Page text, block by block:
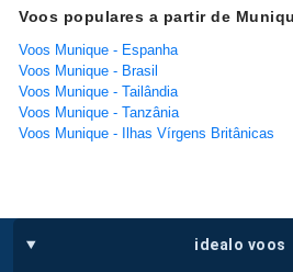
Voos populares a partir de
Voos Munique - Espanha
Voos Munique - Brasil
Voos Munique - Tailândia
Voos Munique - Tanzânia
Voos Munique - Ilhas Vírgens Britânicas
idealo voos